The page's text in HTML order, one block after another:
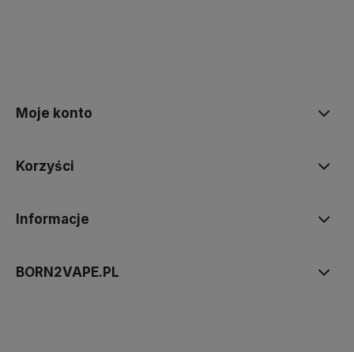
Moje konto
Korzyści
Informacje
BORN2VAPE.PL